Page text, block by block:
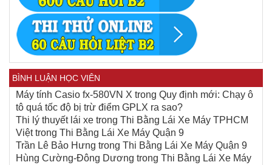
BÌNH LUẬN HỌC VIÊN
Máy tính Casio fx-580VN X trong Quy định mới: Chạy ô
tô quá tốc độ bị trừ điểm GPLX ra sao?
Thi lý thuyết lái xe trong Thi Bằng Lái Xe Máy TPHCM
Việttrong Thi Bằng Lái Xe Máy Quận 9
Trần Lê Bảo Hưng trong Thi Bằng Lái Xe Máy Quận 9
Hùng Cường-Đông Dương trong Thi Bằng Lái Xe Máy